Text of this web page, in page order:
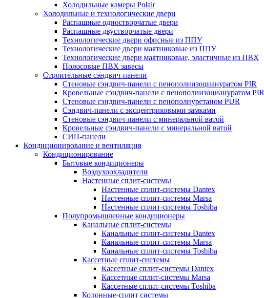
Холодильные камеры Polair
Холодильные и технологические двери
Распашные одностворчатые двери
Распашные двустворчатые двери
Технологические двери офисные из ППУ
Технологические двери маятниковые из ППУ
Технологические двери маятниковые, эластичные из ПВХ
Полосовые ПВХ завесы
Строительные сэндвич-панели
Стеновые сэндвич-панели с пенополиизоциануратом PIR
Кровельные сэндвич-панели с пенополиизоциануратом PIR
Стеновые сэндвич-панели с пенополиуретаном PUR
Сэндвич-панели с эксцентриковыми замками
Стеновые сэндвич-панели с минеральной ватой
Кровельные сэндвич-панели с минеральной ватой
СИП-панели
Кондиционирование и вентиляция
Кондиционирование
Бытовые кондиционеры
Воздухоохладители
Настенные сплит-системы
Настенные сплит-системы Dantex
Настенные сплит-системы Marsa
Настенные сплит-системы Toshiba
Полупромышленные кондиционеры
Канальные сплит-системы
Канальные сплит-системы Dantex
Канальные сплит-системы Marsa
Канальные сплит-системы Toshiba
Кассетные сплит-системы
Кассетные сплит-системы Dantex
Кассетные сплит-системы Marsa
Кассетные сплит-системы Toshiba
Колонные-сплит системы